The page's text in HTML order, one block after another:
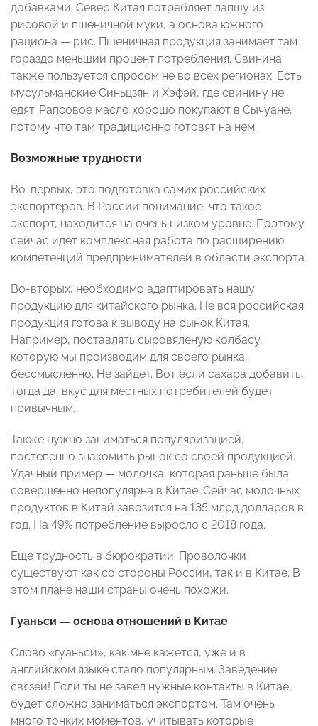
добавками. Север Китая потребляет лапшу из
рисовой и пшеничной муки, а основа южного
рациона — рис. Пшеничная продукция занимает там
гораздо меньший процент потребления. Свинина
также пользуется спросом не во всех регионах. Есть
мусульманские Синьцзян и Хэфэй, где свинину не
едят. Рапсовое масло хорошо покупают в Сычуане,
потому что там традиционно готовят на нем.
Возможные трудности
Во-первых, это подготовка самих российских
экспортеров. В России понимание, что такое
экспорт, находится на очень низком уровне. Поэтому
сейчас идет комплексная работа по расширению
компетенций предпринимателей в области экспорта.
Во-вторых, необходимо адаптировать нашу
продукцию для китайского рынка. Не вся российская
продукция готова к выводу на рынок Китая.
Например, поставлять сыровяленую колбасу,
которую мы производим для своего рынка,
бессмысленно. Не зайдет. Вот если сахара добавить,
тогда да, вкус для местных потребителей будет
привычным.
Также нужно заниматься популяризацией,
постепенно знакомить рынок со своей продукцией.
Удачный пример — молочка, которая раньше была
совершенно непопулярна в Китае. Сейчас молочных
продуктов в Китай завозится на 135 млрд долларов в
год. На 49% потребление выросло с 2018 года.
Еще трудность в бюрократии. Проволочки
существуют как со стороны России, так и в Китае. В
этом плане наши страны очень похожи.
Гуаньси — основа отношений в Китае
Слово «гуаньси», как мне кажется, уже и в
английском языке стало популярным. Заведение
связей! Если ты не завел нужные контакты в Китае,
будет сложно заниматься экспортом. Там очень
много тонких моментов, учитывать которые